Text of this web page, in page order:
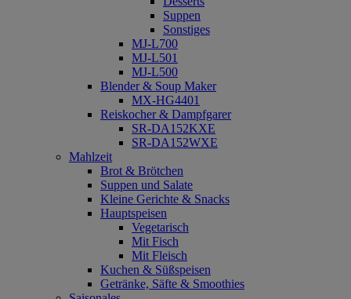
Suppen
Sonstiges
MJ-L700
MJ-L501
MJ-L500
Blender & Soup Maker
MX-HG4401
Reiskocher & Dampfgarer
SR-DA152KXE
SR-DA152WXE
Mahlzeit
Brot & Brötchen
Suppen und Salate
Kleine Gerichte & Snacks
Hauptspeisen
Vegetarisch
Mit Fisch
Mit Fleisch
Kuchen & Süßspeisen
Getränke, Säfte & Smoothies